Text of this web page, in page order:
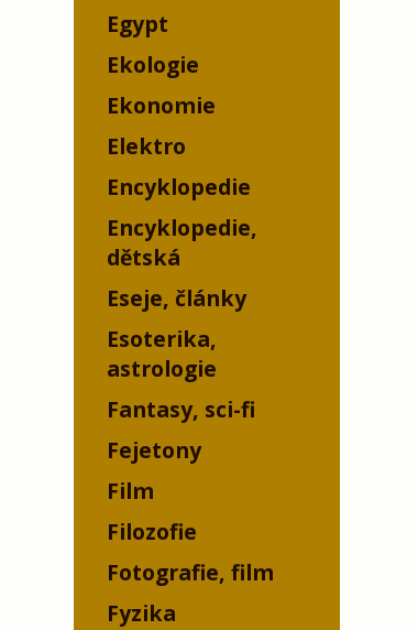
Egypt
Ekologie
Ekonomie
Elektro
Encyklopedie
Encyklopedie,
dětská
Eseje, články
Esoterika,
astrologie
Fantasy, sci-fi
Fejetony
Film
Filozofie
Fotografie, film
Fyzika